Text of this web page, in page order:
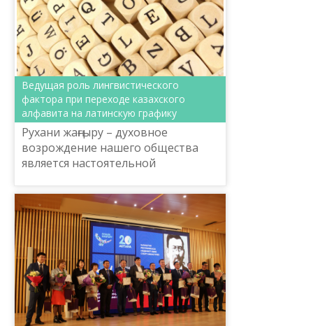
Ведущая роль лингвистического
фактора при переходе казахского
алфавита на латинскую графику
Рухани жаңғыру – духовное
возрождение нашего общества
является настоятельной
Совесть и порядочность, высокий
дух, культура и патриотизм
каждого граждан...